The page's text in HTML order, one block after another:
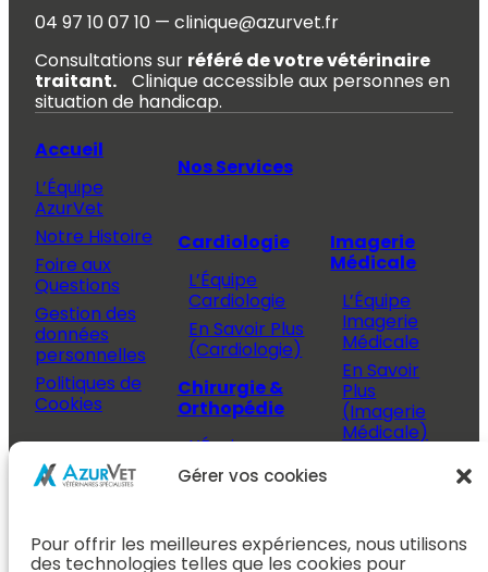
Gérer vos cookies
Pour offrir les meilleures expériences, nous utilisons
des technologies telles que les cookies pour
04 97 10 07 10 — clinique@azurvet.fr
Consultations sur référé de votre vétérinaire
traitant. Clinique accessible aux personnes en
situation de handicap.
Accueil
L’Équipe
AzurVet
Notre Histoire
Foire aux
Questions
Gestion des
données
personnelles
Politiques de
Cookies
Propriétaire
Prendre
Nos Services
Cardiologie
L’Équipe
Cardiologie
En Savoir Plus
(Cardiologie)
Chirurgie &
Orthopédie
L’Équipe
Chirurgie &
Orthopédie
(Chirurgie &
Orthopédie)
Imagerie
Médicale
L’Équipe
Imagerie
Médicale
En Savoir
Plus
(Imagerie
Médicale)
Médecine